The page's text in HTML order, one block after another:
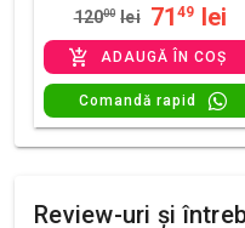
12000 lei 71 49 lei
ADAUGĂ ÎN COȘ
Comandă rapid
Review-uri și